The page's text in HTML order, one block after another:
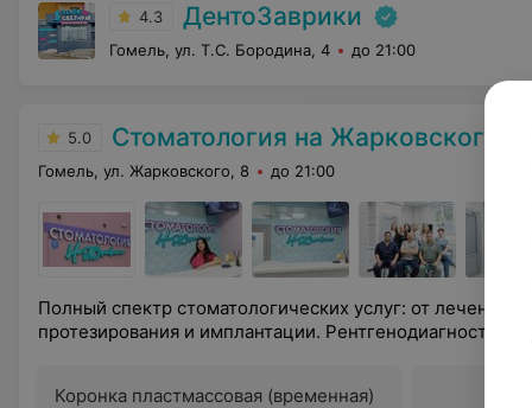
4.3 ДентоЗаврики
Гомель, ул. Т.С. Бородина, 4 до 21:00
5.0 Стоматология на Жарковского
Гомель, ул. Жарковского, 8 до 21:00
Полный спектр стоматологических услуг: от лечения и
протезирования и имплантации. Рентгенодиагностика.
Коронка пластмассовая (временная)